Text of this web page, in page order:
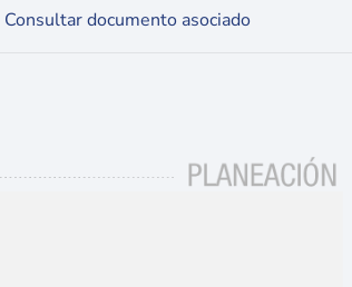
Consultar documento asociado